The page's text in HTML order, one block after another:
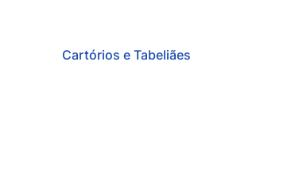
Cartórios e Tabeliães